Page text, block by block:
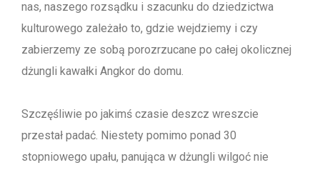
nas, naszego rozsądku i szacunku do dziedzictwa
kulturowego zależało to, gdzie wejdziemy i czy
zabierzemy ze sobą porozrzucane po całej okolicznej
dżungli kawałki Angkor do domu.
Szczęśliwie po jakimś czasie deszcz wreszcie
przestał padać. Niestety pomimo ponad 30
stopniowego upału, panująca w dżungli wilgoć nie